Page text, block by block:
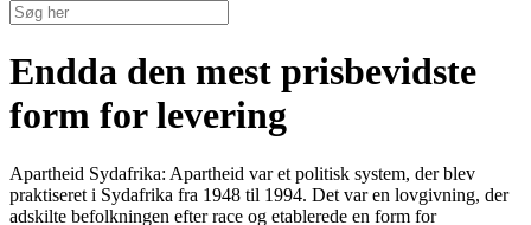
Endda den mest prisbevidste
form for levering
Apartheid Sydafrika: Apartheid var et politisk system, der blev
praktiseret i Sydafrika fra 1948 til 1994. Det var en lovgivning, der
adskilte befolkningen efter race og etablerede en form for